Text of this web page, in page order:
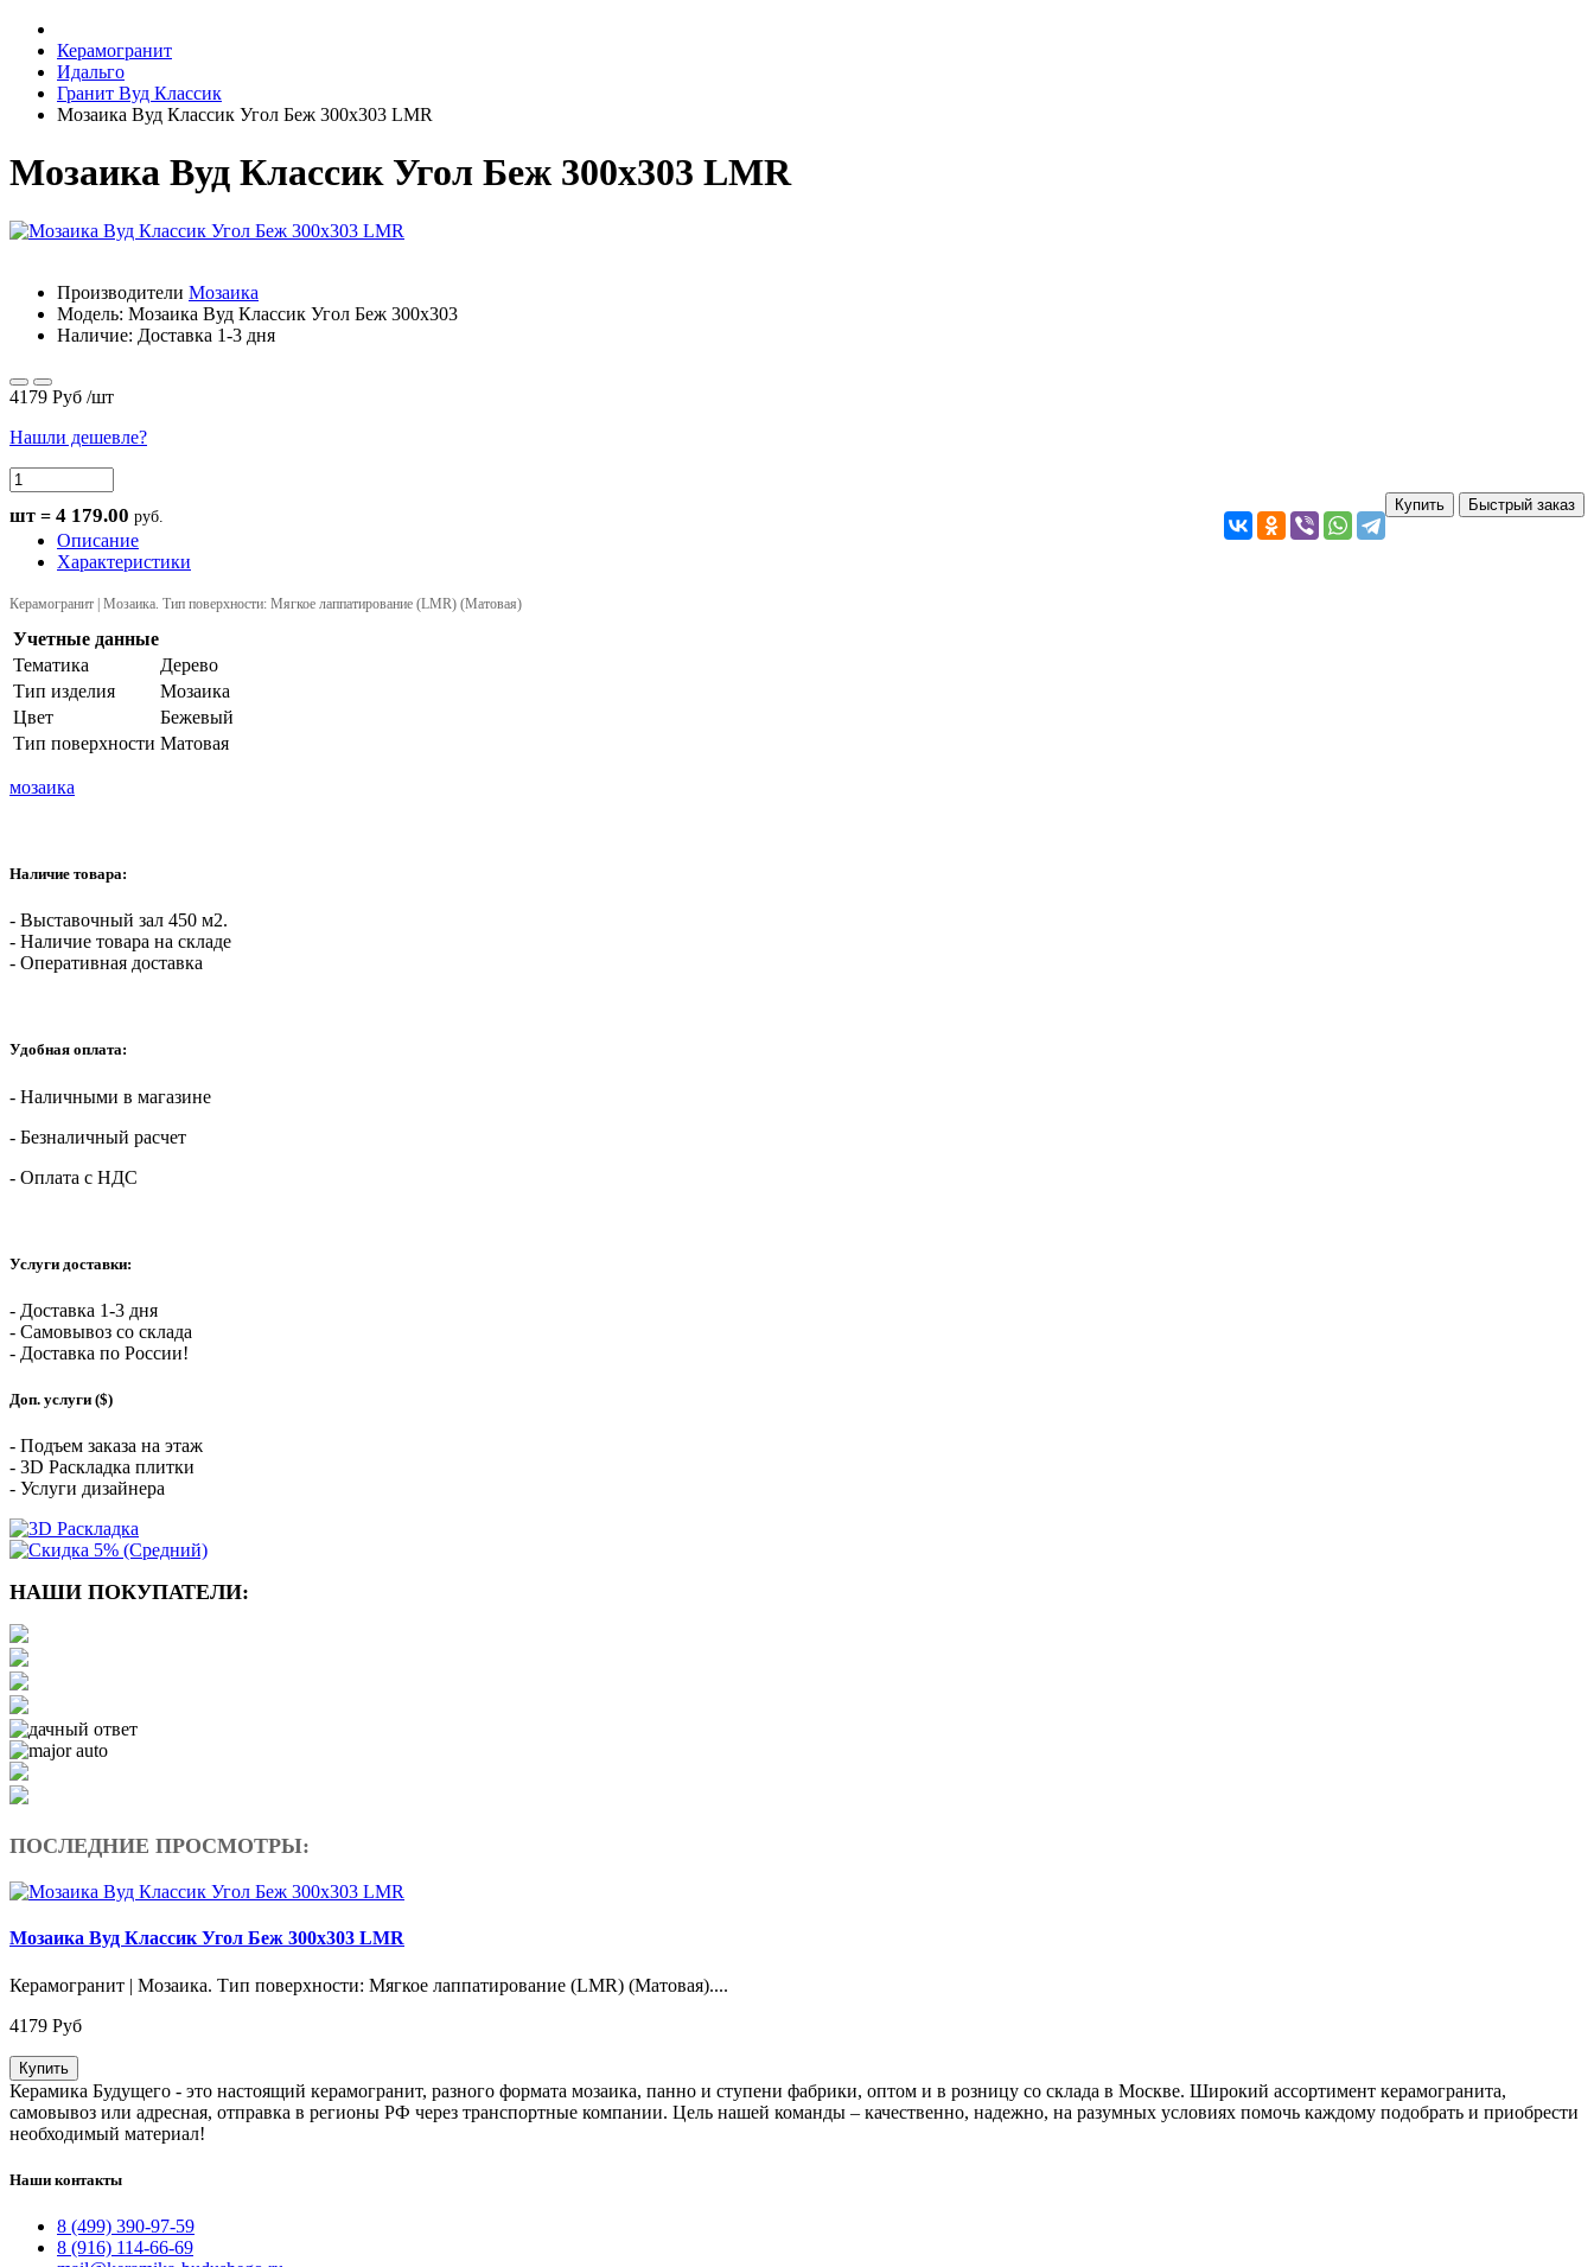
Керамогранит
Идальго
Гранит Вуд Классик
Мозаика Вуд Классик Угол Беж 300х303 LMR
Мозаика Вуд Классик Угол Беж 300х303 LMR
Производители Мозаика
Модель: Мозаика Вуд Классик Угол Беж 300х303
Наличие: Доставка 1-3 дня
4179 Руб /шт
Нашли дешевле?
шт = 4 179.00 руб.
Купить Быстрый заказ
Описание
Характеристики
Керамогранит | Мозаика. Тип поверхности: Мягкое лаппатирование (LMR) (Матовая)
Учетные данные
Тематика
Дерево
Тип изделия
Мозаика
Цвет
Бежевый
Тип поверхности Матовая
мозаика
Наличие товара:
- Выставочный зал 450 м2.
- Наличие товара на складе
- Оперативная доставка
Удобная оплата:
- Наличными в магазине
- Безналичный расчет
- Оплата с НДС
Услуги доставки:
- Доставка 1-3 дня
- Самовывоз со склада
- Доставка по России!
Доп. услуги ($)
- Подъем заказа на этаж
- 3D Раскладка плитки
- Услуги дизайнера
НАШИ ПОКУПАТЕЛИ:
ПОСЛЕДНИЕ ПРОСМОТРЫ:
Мозаика Вуд Классик Угол Беж 300х303 LMR
Керамогранит | Мозаика. Тип поверхности: Мягкое лаппатирование (LMR) (Матовая)....
4179 Руб
Купить
Керамика Будущего - это настоящий керамогранит, разного формата мозаика, панно и ступени фабрики, оптом и в розницу со склада в Москве. Широкий ассортимент керамогранита,
самовывоз или адресная, отправка в регионы РФ через транспортные компании. Цель нашей команды – качественно, надежно, на разумных условиях помочь каждому подобрать и приобрести
необходимый материал!
Наши контакты
8 (499) 390-97-59
8 (916) 114-66-69